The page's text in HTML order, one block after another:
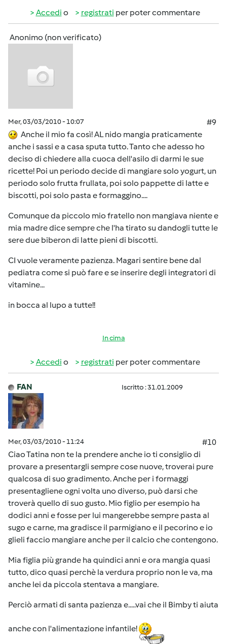
Accedi o registrati per poter commentare
Anonimo (non verificato)
Mer, 03/03/2010 - 10:07
#9
Anche il mio fa così! AL nido mangia praticamente
anche i sassi e a casa sputa tutto. Tanto che adesso ho
deciso di chiedere alla cuoca dell'asilo di darmi le sue
ricette! Poi un periodo decide di mangiare solo yogurt, un
periodo solo frutta frullata, poi solo pappette di latte e
biscotti, poi solo pasta e formaggino....
Comunque da piccolo mio fratello non mangiava niente e
mia madre dice sempre che l'ha tirato su dandogli tutte le
sere due biberon di latte pieni di biscotti.
CI vuole veramente pazienza. Magari sentire bene dal
pediatra come si può fare e se inserire degli integratori di
vitamine...
in bocca al lupo a tutte!!
In cima
Accedi o registrati per poter commentare
FAN Iscritto : 31.01.2009
Mer, 03/03/2010 - 11:24
#10
Ciao Tatina non te la prendere anche io ti consiglio di
provare a presentargli sempre cose nuove, troverai pure
qualcosa di suo gradimento. Anche per i formaggi
presentagliene ogni volta uno diverso, può darsi che
troverà quello di suo gusto. Mio figlio per esempio ha
dodici anni e fosse per lui mangerebbe sempre pasta al
sugo e carne, ma gradisce il parmigiano e il pecorino e io
glieli faccio mangiare anche per il calcio che contengono.
Mia figlia più grande ha quindici anni e ora mangia quasi
tutto, dico quasi perchè la verdura proprio non le va, ma
anche lei da piccola stentava a mangiare.
Perciò armati di santa pazienza e.....vai che il Bimby ti aiuta
anche con l'alimentazione infantile!